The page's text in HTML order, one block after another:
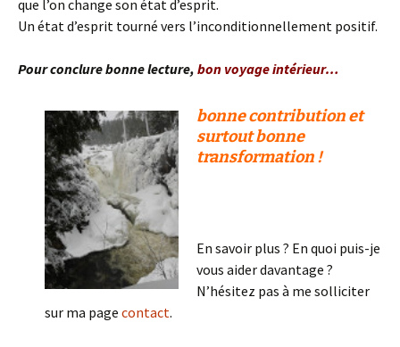
que l’on change son état d’esprit.
Un état d’esprit tourné vers l’inconditionnellement positif.
Pour conclure bonne lecture, bon voyage intérieur…
bonne contribution et
surtout bonne
transformation !
En savoir plus ? En quoi puis-je
vous aider davantage ?
N’hésitez pas à me solliciter
sur ma page contact.